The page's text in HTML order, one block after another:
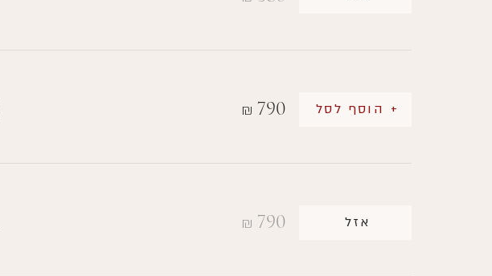
₪ 790 + הוסף לסל
₪ 790 אזל